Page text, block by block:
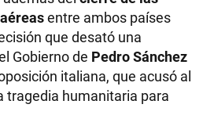
entre ambos países
que desató una
Gobierno de Pedro Sánchez
italiana, que acusó al
tragedia humanitaria para